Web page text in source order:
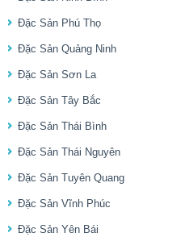
Đặc Sản Phú Thọ
Đặc Sản Quảng Ninh
Đặc Sản Sơn La
Đặc Sản Tây Bắc
Đặc Sản Thái Bình
Đặc Sản Thái Nguyên
Đặc Sản Tuyên Quang
Đặc Sản Vĩnh Phúc
Đặc Sản Yên Bái